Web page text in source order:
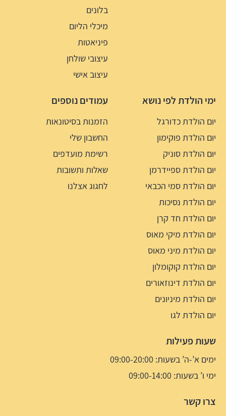
בלונים
מיכלי הליום
פיניאטות
עיצובי שולחן
עיצוב אישי
ימי הולדת לפי נושא
יום הולדת כדורגל
יום הולדת פוקימון
יום הולדת סוניק
יום הולדת ספיידרמן
יום הולדת סמי הכבאי
יום הולדת נסיכות
יום הולדת חד קרן
יום הולדת מיקי מאוס
יום הולדת מיני מאוס
יום הולדת קוקומלון
יום הולדת דינוזאורים
יום הולדת מיניונים
יום הולדת לגו
עמודים נוספים
הזמנות בסיטונאות
החשבון שלי
רשימת מועדפים
שאלות ותשובות
לחגוג אצלנו
שעות פעילות
ימים א’-ה’ בשעות: 09:00-20:00
ימי ו’ בשעות: 09:00-14:00
צרו קשר